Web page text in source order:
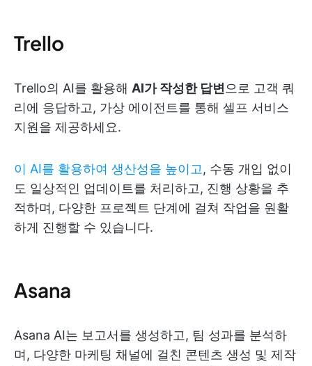
Trello
Trello의 AI를 활용해 AI가 작성한 답변으로 고객 쿼
리에 응답하고, 가상 에이전트를 통해 셀프 서비스
지원을 제공하세요.
이 AI를 활용하여 생산성을 높이고, 수동 개입 없이
도 일상적인 업데이트를 처리하고, 진행 상황을 추
적하며, 다양한 프로젝트 단계에 걸쳐 작업을 원활
하게 진행할 수 있습니다.
Asana
Asana AI는 보고서를 생성하고, 팀 성과를 분석하
며, 다양한 마케팅 채널에 걸친 콘텐츠 생성 및 제작